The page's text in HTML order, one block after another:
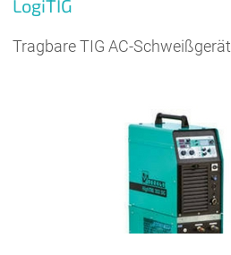
LogiTIG
Tragbare TIG AC-